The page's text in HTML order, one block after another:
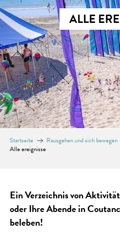
ALLE
Startseite Rausgehen und sich bewegen
Alle ereignisse
Ein Verzeichnis von
oder Ihre Abende in
beleben!